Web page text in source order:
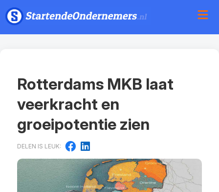
Rotterdams MKB laat
veerkracht en
groeipotentie zien
DELEN IS LEUK: